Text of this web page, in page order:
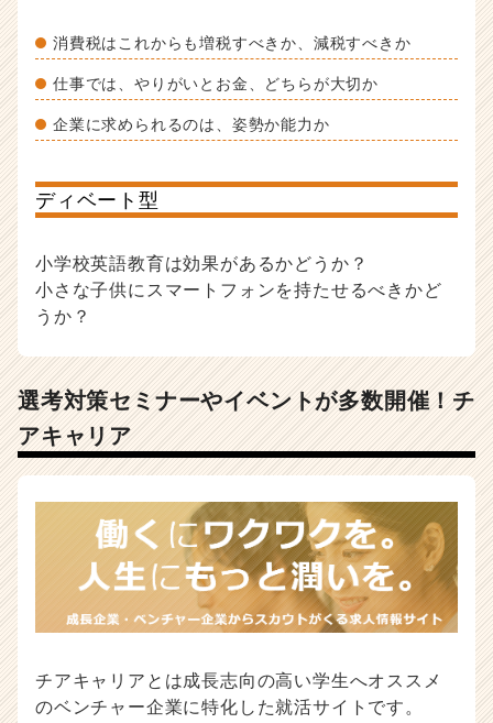
消費税はこれからも増税すべきか、減税すべきか
仕事では、やりがいとお金、どちらが大切か
企業に求められるのは、姿勢か能力か
ディベート型
小学校英語教育は効果があるかどうか？
小さな子供にスマートフォンを持たせるべきかど
うか？
選考対策セミナーやイベントが多数開催！チ
アキャリア
チアキャリアとは成長志向の高い学生へオススメ
のベンチャー企業に特化した就活サイトです。